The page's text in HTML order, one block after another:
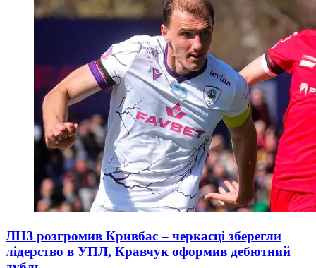
ЛНЗ розгромив Кривбас – черкасці зберегли
лідерство в УПЛ, Кравчук оформив дебютний